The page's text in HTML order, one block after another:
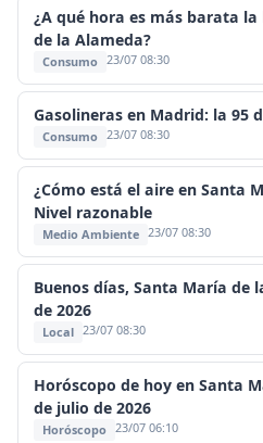
¿A qué hora es más barata
de la Alameda?
Consumo 23/07 08:30
Gasolineras en Madrid: la 95
Consumo 23/07 08:30
¿Cómo está el aire en Santa
Nivel razonable
Medio Ambiente 23/07 08:30
Buenos días, Santa María de
de 2026
Local 23/07 08:30
Horóscopo de hoy en Santa
de julio de 2026
Horóscopo 23/07 06:10